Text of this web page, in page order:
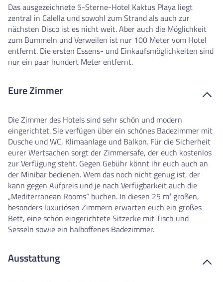
Das ausgezeichnete 5-Sterne-Hotel Kaktus Playa liegt
zentral in Calella und sowohl zum Strand als auch zur
nächsten Disco ist es nicht weit. Aber auch die Möglichkeit
zum Bummeln und Verweilen ist nur 100 Meter vom Hotel
entfernt. Die ersten Essens- und Einkaufsmöglichkeiten sind
nur ein paar hundert Meter entfernt.
Eure Zimmer
Die Zimmer des Hotels sind sehr schön und modern
eingerichtet. Sie verfügen über ein schönes Badezimmer mit
Dusche und WC, Klimaanlage und Balkon. Für die Sicherheit
eurer Wertsachen sorgt der Zimmersafe, der euch kostenlos
zur Verfügung steht. Gegen Gebühr könnt ihr euch auch an
der Minibar bedienen. Wem das noch nicht genug ist, der
kann gegen Aufpreis und je nach Verfügbarkeit auch die
„Mediterranean Rooms“ buchen. In diesen 25 m² großen,
besonders luxuriösen Zimmern erwarten euch ein großes
Bett, eine schön eingerichtete Sitzecke mit Tisch und
Sesseln sowie ein halboffenes Badezimmer.
Ausstattung